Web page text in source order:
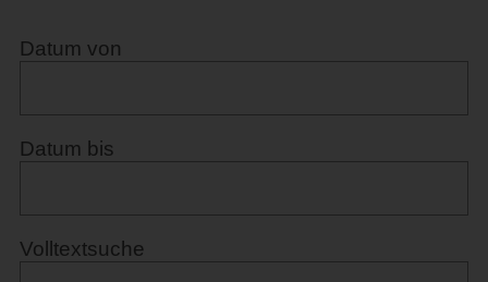
Datum von
Datum bis
Volltextsuche